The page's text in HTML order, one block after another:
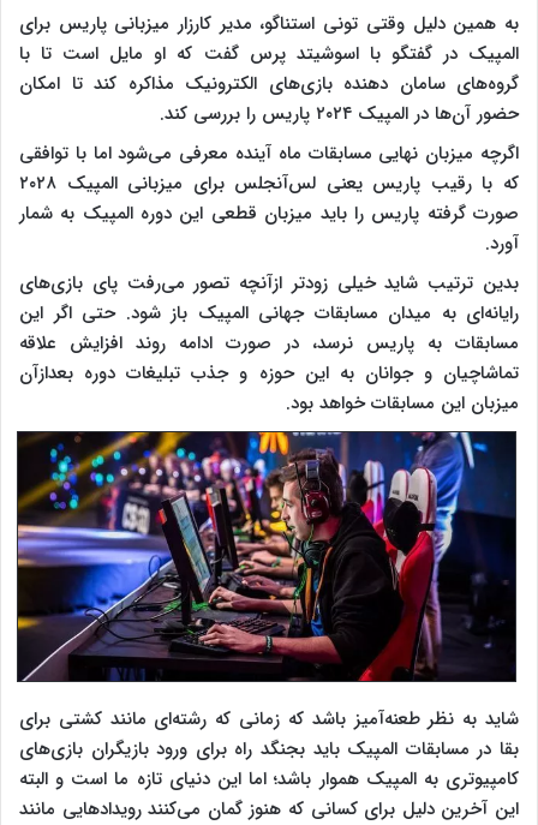
به همین دلیل وقتی تونی استناگو، مدیر کارزار میزبانی پاریس برای
المپیک در گفتگو با اسوشیتد پرس گفت که او مایل است تا با
گروه‌های سامان دهنده بازی‌های الکترونیک مذاکره کند تا امکان
حضور آن‌ها در المپیک ۲۰۲۴ پاریس را بررسی کند.
اگرچه میزبان نهایی مسابقات ماه آینده معرفی می‌شود اما با توافقی
که با رقیب پاریس یعنی لس‌آنجلس برای میزبانی المپیک ۲۰۲۸
صورت گرفته پاریس را باید میزبان قطعی این دوره المپیک به شمار
آورد.
بدین ترتیب شاید خیلی زودتر ازآنچه تصور می‌رفت پای بازی‌های
رایانه‌ای به میدان مسابقات جهانی المپیک باز شود. حتی اگر این
مسابقات به پاریس نرسد، در صورت ادامه روند افزایش علاقه
تماشاچیان و جوانان به این حوزه و جذب تبلیغات دوره بعدازآن
میزبان این مسابقات خواهد بود.
شاید به نظر طعنه‌آمیز باشد که زمانی که رشته‌ای مانند کشتی برای
بقا در مسابقات المپیک باید بجنگد راه برای ورود بازیگران بازی‌های
کامپیوتری به المپیک هموار باشد؛ اما این دنیای تازه ما است و البته
این آخرین دلیل برای کسانی که هنوز گمان می‌کنند رویدادهایی مانند